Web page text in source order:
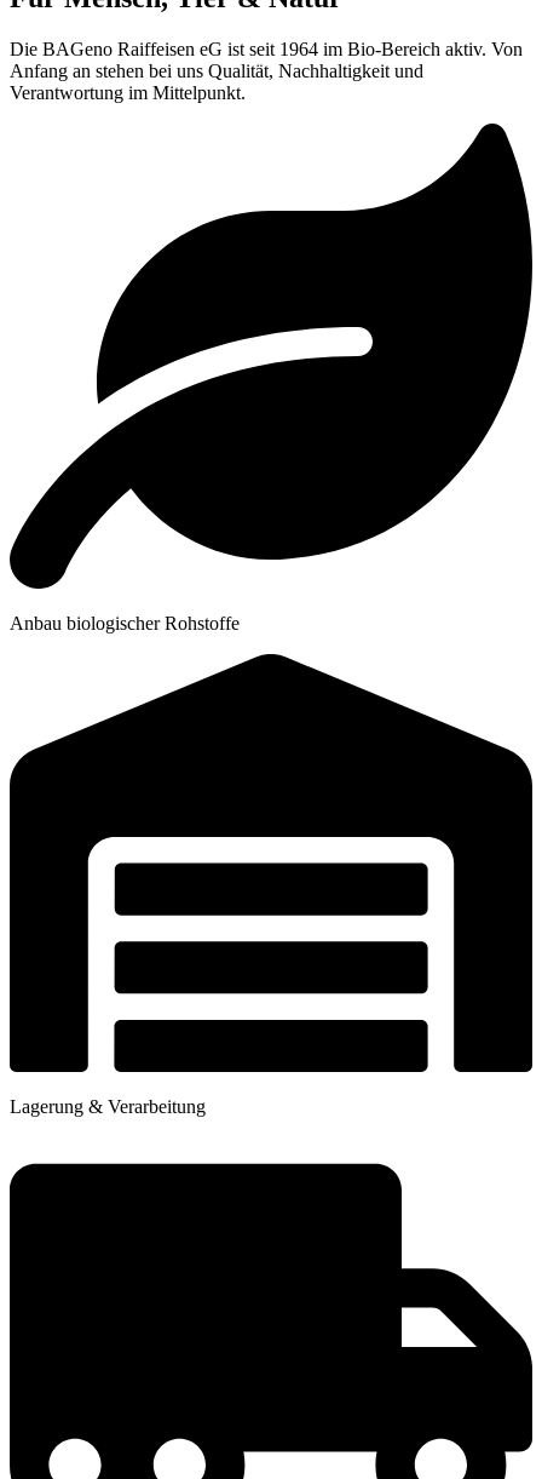
Die BAGeno Raiffeisen eG ist seit 1964 im Bio-Bereich aktiv. Von
Anfang an stehen bei uns Qualität, Nachhaltigkeit und
Verantwortung im Mittelpunkt.
Anbau biologischer Rohstoffe
Lagerung & Verarbeitung